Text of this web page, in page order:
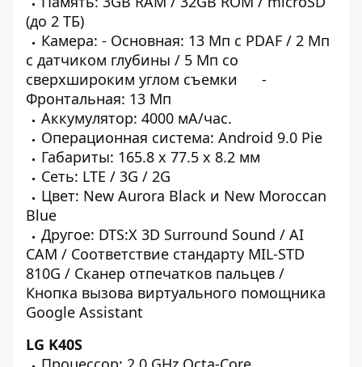
(до 2 ТБ)
Камера: - Основная: 13 Мп с PDAF / 2 Мп
с датчиком глубины / 5 Мп со
сверхшироким углом съемки -
Фронтальная: 13 Мп
Аккумулятор: 4000 мА/час.
Операционная система: Android 9.0 Pie
Габариты: 165.8 x 77.5 x 8.2 мм
Сеть: LTE / 3G / 2G
Цвет: New Aurora Black и New Moroccan
Blue
Другое: DTS:X 3D Surround Sound / AI
CAM / Соответствие стандарту MIL-STD
810G / Сканер отпечатков пальцев /
Кнопка вызова виртуального помощника
Google Assistant
LG K40S